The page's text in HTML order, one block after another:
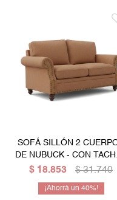
SOFÁ SILLÓN 2
DE NUBUCK - CON
- BEIGE
$ 18.853 $ 31.740
40